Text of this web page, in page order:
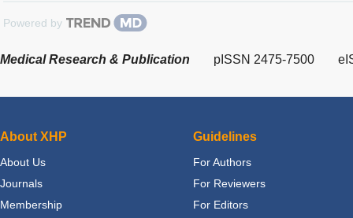
Powered by
Medical Research & Publication pISSN 2475-7500
About XHP
About Us
Journals
Membership
Guidelines
For Authors
For Reviewers
For Editors